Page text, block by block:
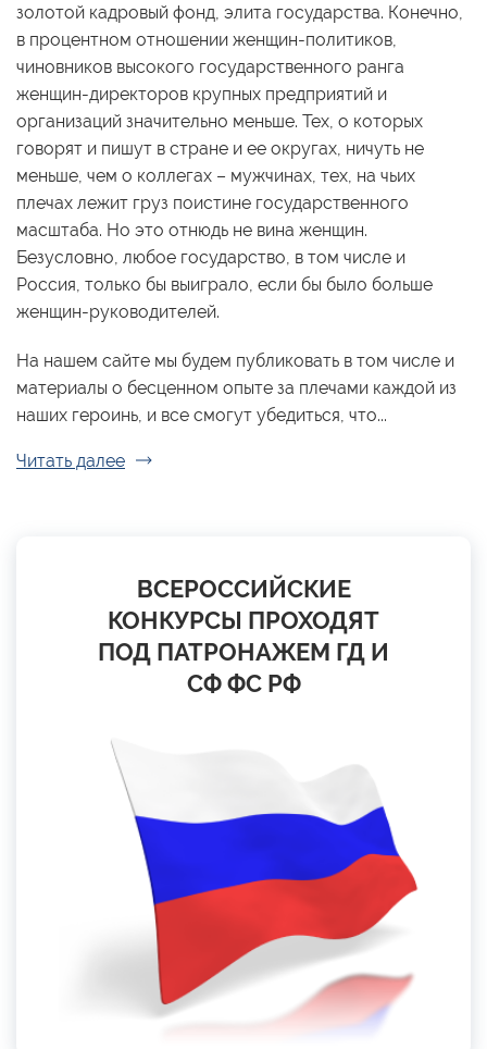
золотой кадровый фонд, элита государства. Конечно,
в процентном отношении женщин-политиков,
чиновников высокого государственного ранга
женщин-директоров крупных предприятий и
организаций значительно меньше. Тех, о которых
говорят и пишут в стране и ее округах, ничуть не
меньше, чем о коллегах – мужчинах, тех, на чьих
плечах лежит груз поистине государственного
масштаба. Но это отнюдь не вина женщин.
Безусловно, любое государство, в том числе и
Россия, только бы выиграло, если бы было больше
женщин-руководителей.
На нашем сайте мы будем публиковать в том числе и
материалы о бесценном опыте за плечами каждой из
наших героинь, и все смогут убедиться, что...
Читать далее
ВСЕРОССИЙСКИЕ
КОНКУРСЫ ПРОХОДЯТ
ПОД ПАТРОНАЖЕМ ГД И
СФ ФС РФ